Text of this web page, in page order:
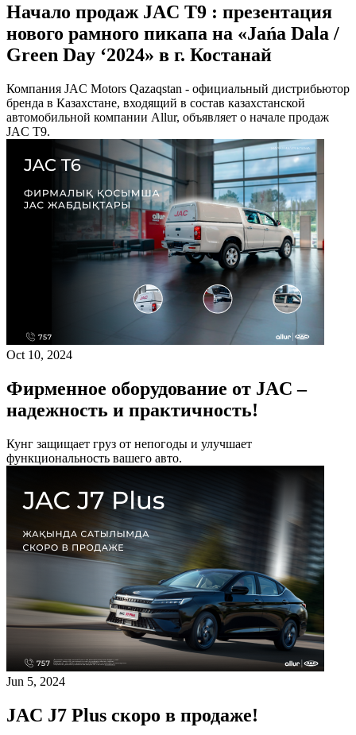
Начало продаж JAC T9 : презентация
нового рамного пикапа на «Jańa Dala /
Green Day ‘2024» в г. Костанай
Компания JAC Motors Qazaqstan - официальный дистрибьютор
бренда в Казахстане, входящий в состав казахстанской
автомобильной компании Allur, объявляет о начале продаж
JAC T9.
Oct 10, 2024
Фирменное оборудование от JAC –
надежность и практичность!
Кунг защищает груз от непогоды и улучшает
функциональность вашего авто.
Jun 5, 2024
JAC J7 Plus скоро в продаже!